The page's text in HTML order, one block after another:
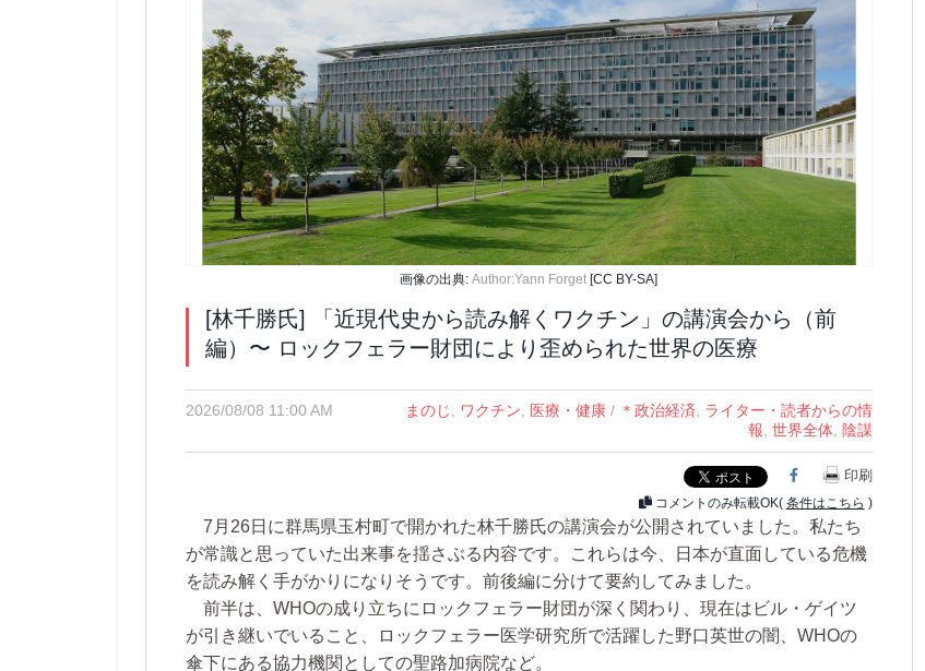
画像の出典:Author:Yann Forget [CC BY-SA]
[林千勝氏] 「近現代史から読み解くワクチン」の講演会から（前
編）〜 ロックフェラー財団により歪められた世界の医療
2026/08/08 11:00 AM まのじ, ワクチン, 医療・健康/ ＊政治経済, ライター・読者からの情
報, 世界全体, 陰謀
Facebook
印刷
コメントのみ転載OK( 条件はこちら )
7月26日に群馬県玉村町で開かれた林千勝氏の講演会が公開されていました。私たち
が常識と思っていた出来事を揺さぶる内容です。これらは今、日本が直面している危機
を読み解く手がかりになりそうです。前後編に分けて要約してみました。
前半は、WHOの成り立ちにロックフェラー財団が深く関わり、現在はビル・ゲイツ
が引き継いでいること、ロックフェラー医学研究所で活躍した野口英世の闇、WHOの
傘下にある協力機関としての聖路加病院など。